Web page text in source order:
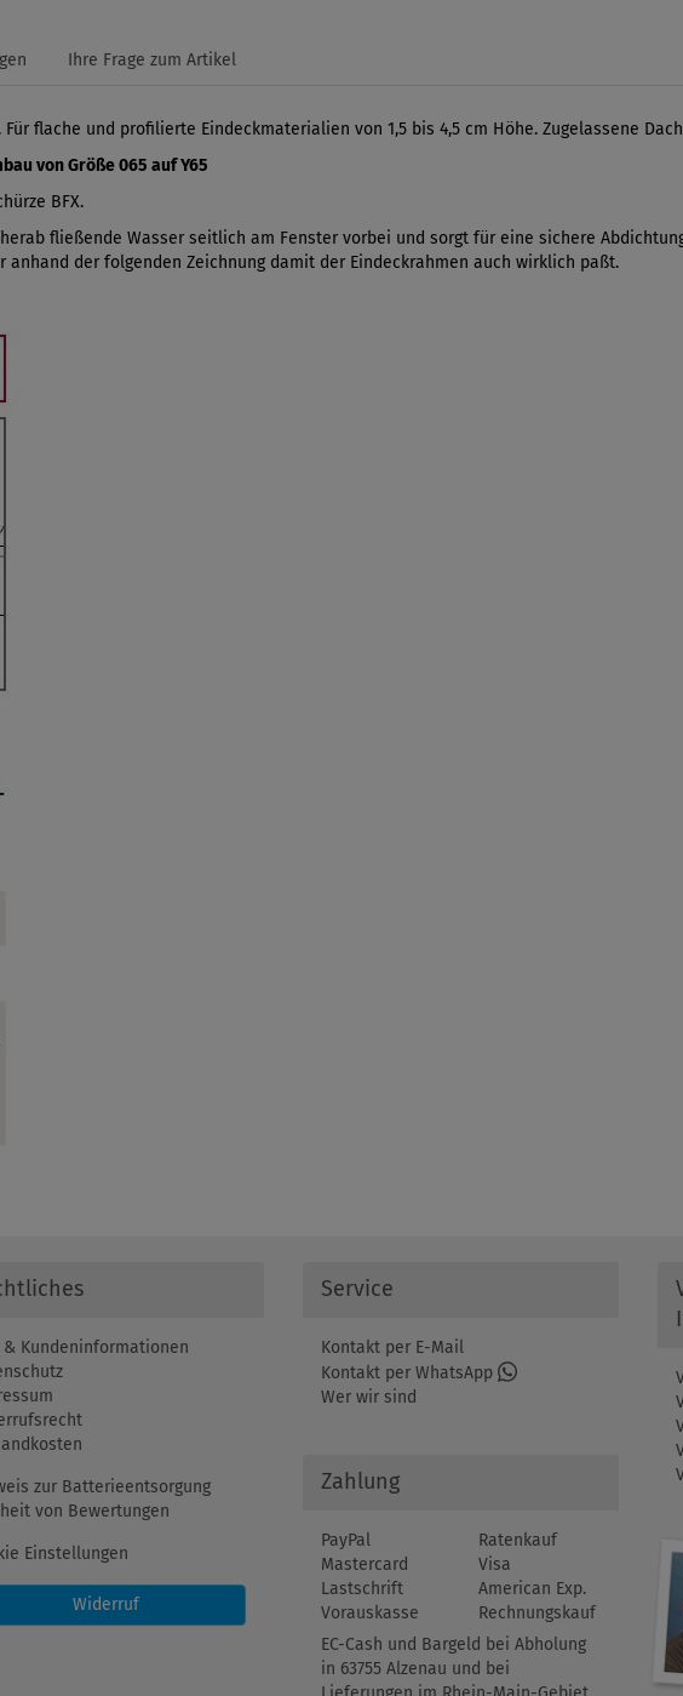
Ihre Frage zum Artikel
flache und profilierte Eindeckmaterialien von 1,5 bis 4,5 cm Höhe. Zugelassene
von Größe 065 auf Y65
BFX.
fließende Wasser seitlich am Fenster vorbei und sorgt für eine sichere
der folgenden Zeichnung damit der Eindeckrahmen auch wirklich paßt.
& Kundeninformationen
zur Batterieentsorgung
von Bewertungen
Einstellungen
Widerruf
Service
Kontakt per E-Mail
Kontakt per WhatsApp
Wer wir sind
Zahlung
PayPal
Ratenkauf
Mastercard
Visa
Lastschrift
American Exp.
Vorauskasse
Rechnungskauf
EC-Cash und Bargeld bei Abholung
in 63755 Alzenau und bei